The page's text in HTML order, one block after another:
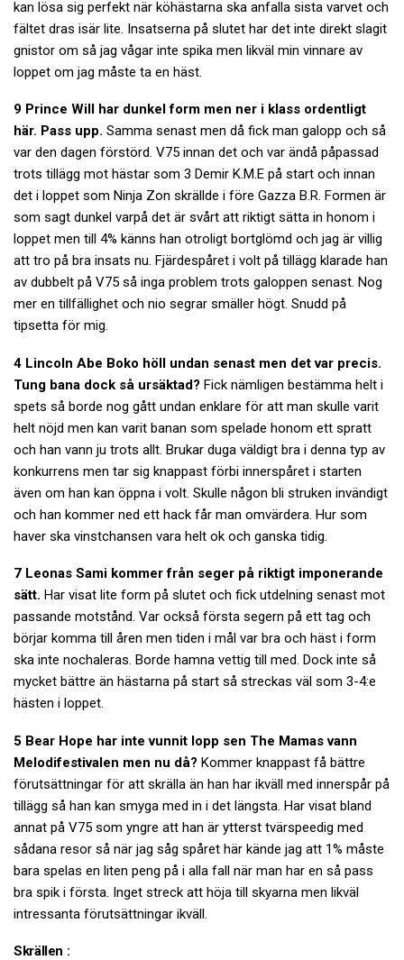
kan lösa sig perfekt när köhästarna ska anfalla sista varvet och
fältet dras isär lite. Insatserna på slutet har det inte direkt slagit
gnistor om så jag vågar inte spika men likväl min vinnare av
loppet om jag måste ta en häst.
9 Prince Will har dunkel form men ner i klass ordentligt
här. Pass upp. Samma senast men då fick man galopp och så
var den dagen förstörd. V75 innan det och var ändå påpassad
trots tillägg mot hästar som 3 Demir K.M.E på start och innan
det i loppet som Ninja Zon skrällde i före Gazza B.R. Formen är
som sagt dunkel varpå det är svårt att riktigt sätta in honom i
loppet men till 4% känns han otroligt bortglömd och jag är villig
att tro på bra insats nu. Fjärdespåret i volt på tillägg klarade han
av dubbelt på V75 så inga problem trots galoppen senast. Nog
mer en tillfällighet och nio segrar smäller högt. Snudd på
tipsetta för mig.
4 Lincoln Abe Boko höll undan senast men det var precis.
Tung bana dock så ursäktad? Fick nämligen bestämma helt i
spets så borde nog gått undan enklare för att man skulle varit
helt nöjd men kan varit banan som spelade honom ett spratt
och han vann ju trots allt. Brukar duga väldigt bra i denna typ av
konkurrens men tar sig knappast förbi innerspåret i starten
även om han kan öppna i volt. Skulle någon bli struken invändigt
och han kommer ned ett hack får man omvärdera. Hur som
haver ska vinstchansen vara helt ok och ganska tidig.
7 Leonas Sami kommer från seger på riktigt imponerande
sätt. Har visat lite form på slutet och fick utdelning senast mot
passande motstånd. Var också första segern på ett tag och
börjar komma till åren men tiden i mål var bra och häst i form
ska inte nochaleras. Borde hamna vettig till med. Dock inte så
mycket bättre än hästarna på start så streckas väl som 3-4:e
hästen i loppet.
5 Bear Hope har inte vunnit lopp sen The Mamas vann
Melodifestivalen men nu då? Kommer knappast få bättre
förutsättningar för att skrälla än han har ikväll med innerspår på
tillägg så han kan smyga med in i det längsta. Har visat bland
annat på V75 som yngre att han är ytterst tvärspeedig med
sådana resor så när jag såg spåret här kände jag att 1% måste
bara spelas en liten peng på i alla fall när man har en så pass
bra spik i första. Inget streck att höja till skyarna men likväl
intressanta förutsättningar ikväll.
Skrällen :